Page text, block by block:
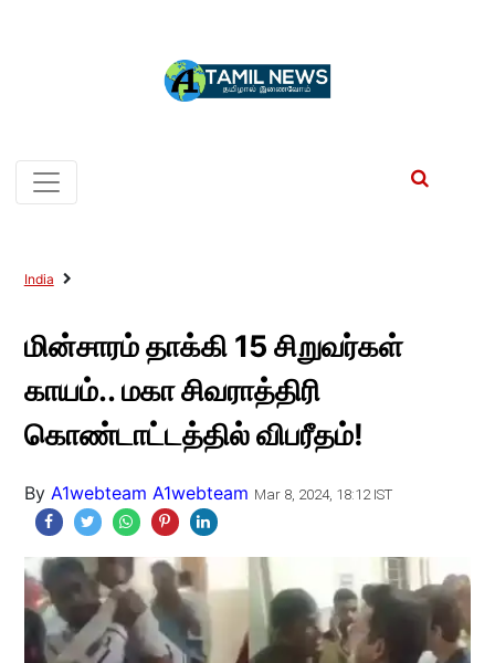
India
மின்சாரம் தாக்கி 15 சிறுவர்கள்
காயம்.. மகா சிவராத்திரி
கொண்டாட்டத்தில் விபரீதம்!
By A1webteam A1webteam Mar 8, 2024, 18:12 IST